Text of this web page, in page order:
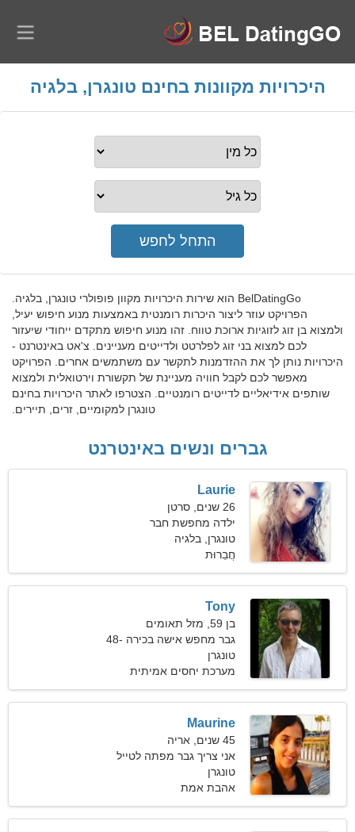
היכרויות מקוונות בחינם טונגרן, בלגיה
BelDatingGo הוא שירות היכרויות מקוון פופולרי טונגרן, בלגיה.
הפרויקט עוזר ליצור היכרות רומנטית באמצעות מנוע חיפוש יעיל,
ולמצוא בן זוג לזוגיות ארוכת טווח. זהו מנוע חיפוש מתקדם ייחודי שיעזור
לכם למצוא בני זוג לפלרטט ולדייטים מעניינים. צ'אט באינטרנט -
היכרויות נותן לך את ההזדמנות לתקשר עם משתמשים אחרים. הפרויקט
מאפשר לכם לקבל חוויה מעניינת של תקשורת וירטואלית ולמצוא
שותפים אידיאליים לדייטים רומנטיים. הצטרפו לאתר היכרויות בחינם
טונגרן למקומיים, זרים, תיירים.
גברים ונשים באינטרנט
Laurie
26 שנים, סרטן
ילדה מחפשת חבר
טונגרן, בלגיה
חֲבֵרוּת
Tony
בן 59, מזל תאומים
גבר מחפש אישה בכירה 48-
57
טונגרן
מערכת יחסים אמיתית
Maurine
45 שנים, אריה
אני צריך גבר מפתה לטייל
טונגרן
אהבת אמת